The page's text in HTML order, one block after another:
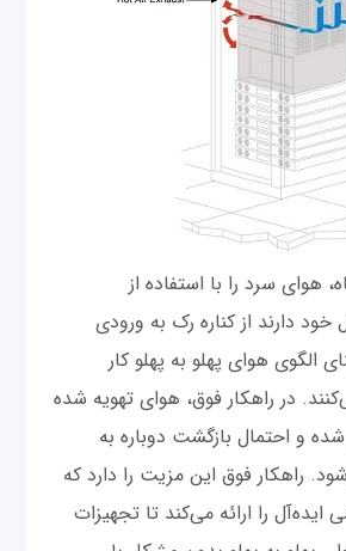
هوای سرد را با استفاده از
دارند از کناره رک به ورودی
الگوی هوای پهلو به پهلو کار
در راهکار فوق، هوای تهویه شده
و احتمال بازگشت دوباره به
راهکار فوق این مزیت را دارد که
را ارائه می‌کند تا تجهیزات